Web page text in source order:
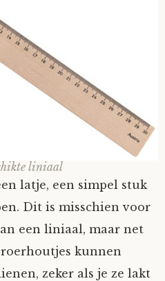
liniaal
latje, een simpel stuk
Dit is misschien voor
een liniaal, maar net
kunnen
zeker als je ze lakt